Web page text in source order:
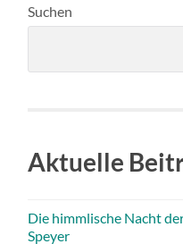
Suchen
Aktuelle
Die himmlische Nacht
Speyer